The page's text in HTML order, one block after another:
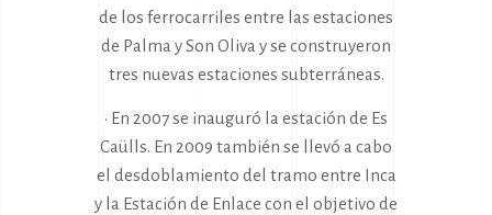
de los ferrocarriles entre las estaciones
de Palma y Son Oliva y se construyeron
tres nuevas estaciones subterráneas.
• En 2007 se inauguró la estación de Es
Caülls. En 2009 también se llevó a cabo
el desdoblamiento del tramo entre Inca
y la Estación de Enlace con el objetivo de